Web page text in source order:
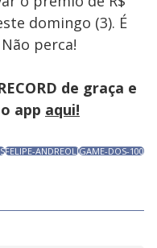
domingo (3). É
Não perca!
de graça e
app aqui!
FELIPE-ANDREOLIGAME-DOS-100